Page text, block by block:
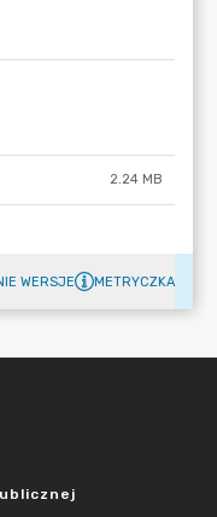
2.24 MB
WERSJE METRYCZKA